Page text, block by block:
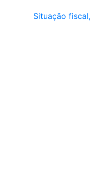
Situação